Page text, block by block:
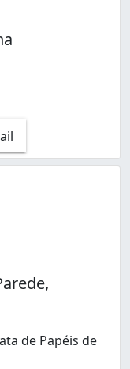
de Papéis de